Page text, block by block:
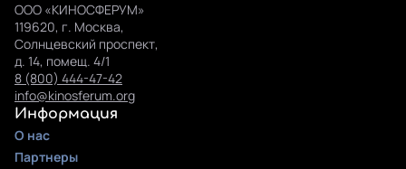
ООО «КИНОСФЕРУМ»
119620, г. Москва,
Солнцевский проспект,
д. 14, помещ. 4/1
8 (800) 444-47-42
info@kinosferum.org
Информация
О нас
Партнеры